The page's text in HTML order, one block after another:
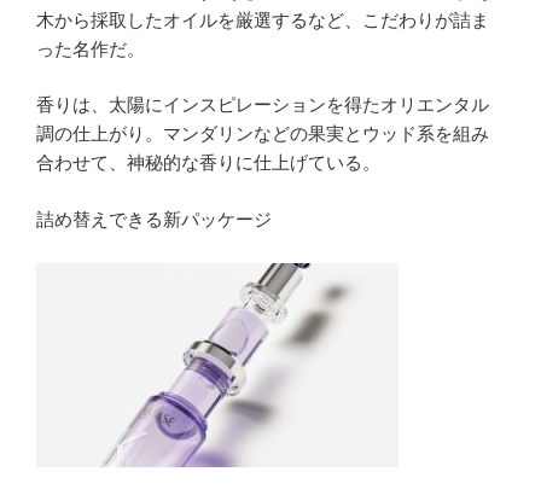
木から採取したオイルを厳選するなど、こだわりが詰ま
った名作だ。
香りは、太陽にインスピレーションを得たオリエンタル
調の仕上がり。マンダリンなどの果実とウッド系を組み
合わせて、神秘的な香りに仕上げている。
詰め替えできる新パッケージ